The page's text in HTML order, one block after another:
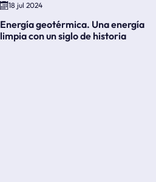
18 jul 2024
Energía geotérmica. Una energía
limpia con un siglo de historia